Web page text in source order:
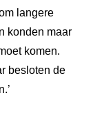
langere
konden maar
komen.
besloten de